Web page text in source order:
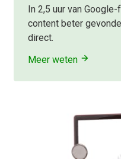
In 2,5 uur van
content beter
direct.
Meer weten